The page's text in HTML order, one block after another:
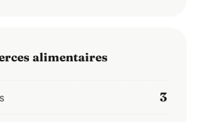
alimentaires
3